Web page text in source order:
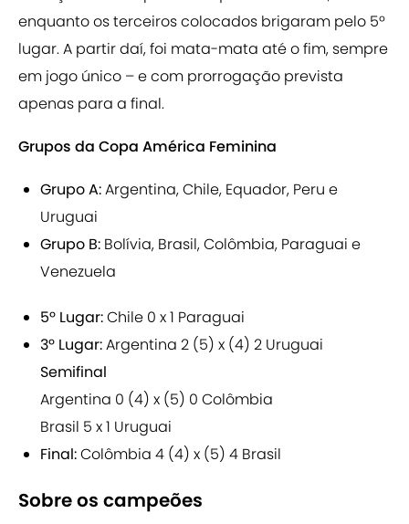
enquanto os terceiros colocados brigaram pelo 5º
lugar. A partir daí, foi mata-mata até o fim, sempre
em jogo único – e com prorrogação prevista
apenas para a final.
Grupos da Copa América Feminina
Grupo A:Argentina, Chile, Equador, Peru e
Uruguai
Grupo B: Bolívia, Brasil, Colômbia, Paraguai e
Venezuela
5º Lugar:Chile 0 x 1 Paraguai
3º Lugar:Argentina 2 (5) x (4) 2 Uruguai
Semifinal
Argentina 0 (4) x (5) 0 Colômbia
Brasil 5 x 1 Uruguai
Final:Colômbia 4 (4) x (5) 4 Brasil
Sobre os campeões